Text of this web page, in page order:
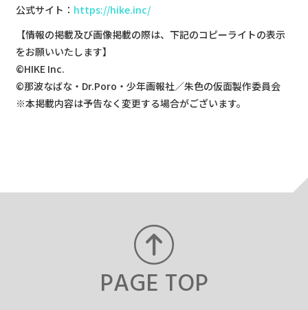
公式サイト： https://hike.inc/
【情報の掲載及び画像掲載の際は、下記のコピーライトの表示
をお願いいたします】
©HIKE Inc.
©那波なばな・Dr.Poro・少年画報社／朱色の仮面製作委員会
※本掲載内容は予告なく変更する場合がございます。
PAGE TOP